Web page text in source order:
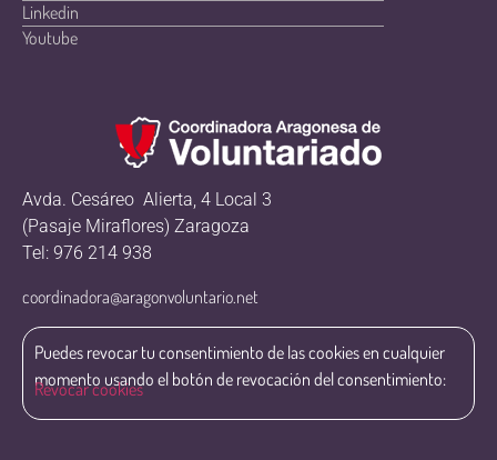
Linkedin
Youtube
Avda. Cesáreo Alierta, 4 Local 3
(Pasaje Miraflores) Zaragoza
Tel: 976 214 938
coordinadora@aragonvoluntario.net
Puedes revocar tu consentimiento de las cookies en cualquier
momento usando el botón de revocación del consentimiento:
Revocar cookies